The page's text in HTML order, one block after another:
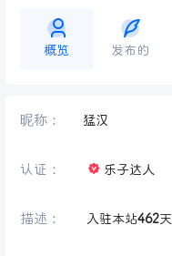
概览 发布的
昵称： 猛汉
认证： 乐子达人
描述： 入驻本站462天